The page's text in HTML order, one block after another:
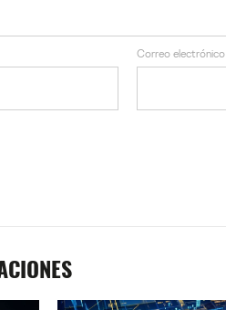
Correo electrónico